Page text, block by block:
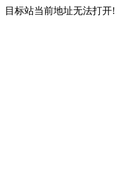
目标站当前地址无法打开!